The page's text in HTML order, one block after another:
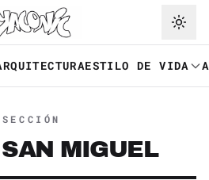
principal
ESTILO DE VIDA
SECCIÓN
MIGUEL